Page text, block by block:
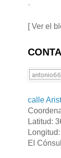
·
[ Ver el
calle
Latitud:
El